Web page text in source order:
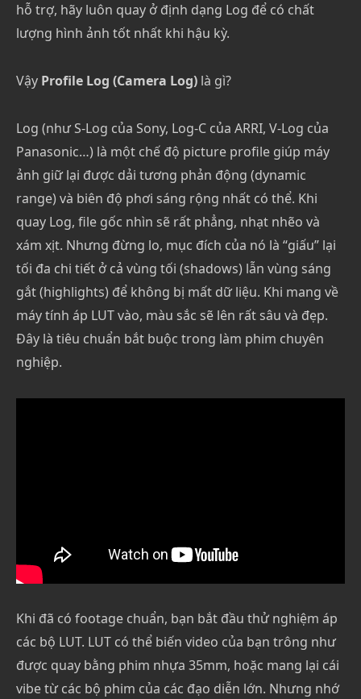
hỗ trợ, hãy luôn quay ở định dạng Log để có chất
lượng hình ảnh tốt nhất khi hậu kỳ.
Vậy Profile Log (Camera Log) là gì?
Log (như S-Log của Sony, Log-C của ARRI, V-Log của
Panasonic…) là một chế độ picture profile giúp máy
ảnh giữ lại được dải tương phản động (dynamic
range) và biên độ phơi sáng rộng nhất có thể. Khi
quay Log, file gốc nhìn sẽ rất phẳng, nhạt nhẽo và
xám xịt. Nhưng đừng lo, mục đích của nó là “giấu” lại
tối đa chi tiết ở cả vùng tối (shadows) lẫn vùng sáng
gắt (highlights) để không bị mất dữ liệu. Khi mang về
máy tính áp LUT vào, màu sắc sẽ lên rất sâu và đẹp.
Đây là tiêu chuẩn bắt buộc trong làm phim chuyên
nghiệp.
Khi đã có footage chuẩn, bạn bắt đầu thử nghiệm áp
các bộ LUT. LUT có thể biến video của bạn trông như
được quay bằng phim nhựa 35mm, hoặc mang lại cái
vibe từ các bộ phim của các đạo diễn lớn. Nhưng nhớ